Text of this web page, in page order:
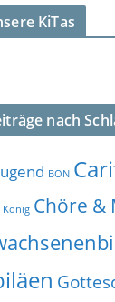
KiTas
nach
BON
König Chöre &